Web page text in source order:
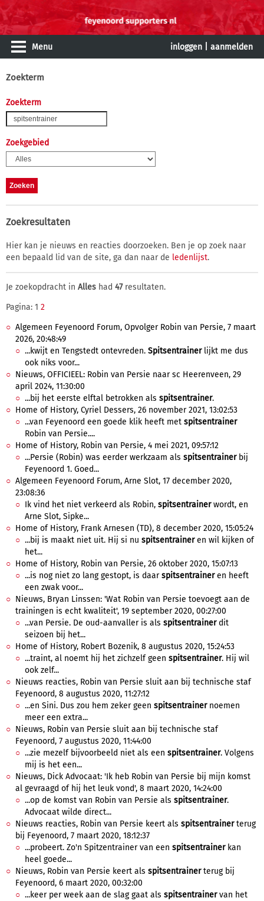
Menu inloggen aanmelden
Zoekterm
Zoekterm
Zoekgebied
Zoekresultaten
Hier kan je nieuws en reacties doorzoeken. Ben je op zoek naar
een bepaald lid van de site, ga dan naar de ledenlijst.
Je zoekopdracht in Alles had 47resultaten.
Pagina: 1 2
Algemeen Feyenoord Forum, Opvolger Robin van Persie, 7 maart
2026, 20:48:49
...kwijt en Tengstedt ontevreden. Spitsentrainerlijkt me dus
ook niks voor...
Nieuws, OFFICIEEL: Robin van Persie naar sc Heerenveen, 29
april 2024, 11:30:00
...bij het eerste elftal betrokken als spitsentrainer.
Home of History, Cyriel Dessers, 26 november 2021, 13:02:53
...van Feyenoord een goede klik heeft met spitsentrainer
Robin van Persie....
Home of History, Robin van Persie, 4 mei 2021, 09:57:12
...Persie (Robin) was eerder werkzaam als spitsentrainerbij
Feyenoord 1. Goed...
Algemeen Feyenoord Forum, Arne Slot, 17 december 2020,
23:08:36
Ik vind het niet verkeerd als Robin, spitsentrainerwordt, en
Arne Slot, Sipke...
Home of History, Frank Arnesen (TD), 8 december 2020, 15:05:24
...bij is maakt niet uit. Hij si nu spitsentraineren wil kijken of
het...
Home of History, Robin van Persie, 26 oktober 2020, 15:07:13
...is nog niet zo lang gestopt, is daarspitsentraineren heeft
een zwak voor...
Nieuws, Bryan Linssen: 'Wat Robin van Persie toevoegt aan de
trainingen is echt kwaliteit', 19 september 2020, 00:27:00
...van Persie. De oud-aanvaller is als spitsentrainerdit
seizoen bij het...
Home of History, Robert Bozenik, 8 augustus 2020, 15:24:53
...traint, al noemt hij het zichzelf geen spitsentrainer. Hij wil
ook zelf...
Nieuws reacties, Robin van Persie sluit aan bij technische staf
Feyenoord, 8 augustus 2020, 11:27:12
...en Sini. Dus zou hem zeker geen spitsentrainernoemen
meer een extra...
Nieuws, Robin van Persie sluit aan bij technische staf
Feyenoord, 7 augustus 2020, 11:44:00
...zie mezelf bijvoorbeeld niet als een spitsentrainer. Volgens
mij is het een...
Nieuws, Dick Advocaat: 'Ik heb Robin van Persie bij mijn komst
al gevraagd of hij het leuk vond', 8 maart 2020, 14:24:00
...op de komst van Robin van Persie als spitsentrainer.
Advocaat wilde direct...
Nieuws reacties, Robin van Persie keert als spitsentrainerterug
bij Feyenoord, 7 maart 2020, 18:12:37
...probeert. Zo'n Spitzentrainer van een spitsentrainerkan
heel goede...
Nieuws, Robin van Persie keert als spitsentrainerterug bij
Feyenoord, 6 maart 2020, 00:32:00
...keer per week aan de slag gaat als spitsentrainervan het